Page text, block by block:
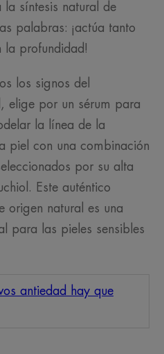
síntesis natural de
palabras: ¡actúa tanto
la profundidad!
los signos del
elige por un sérum para
la línea de la
piel con una combinación
por su alta
Este auténtico
origen natural es una
para las pieles sensibles
antiedad hay que